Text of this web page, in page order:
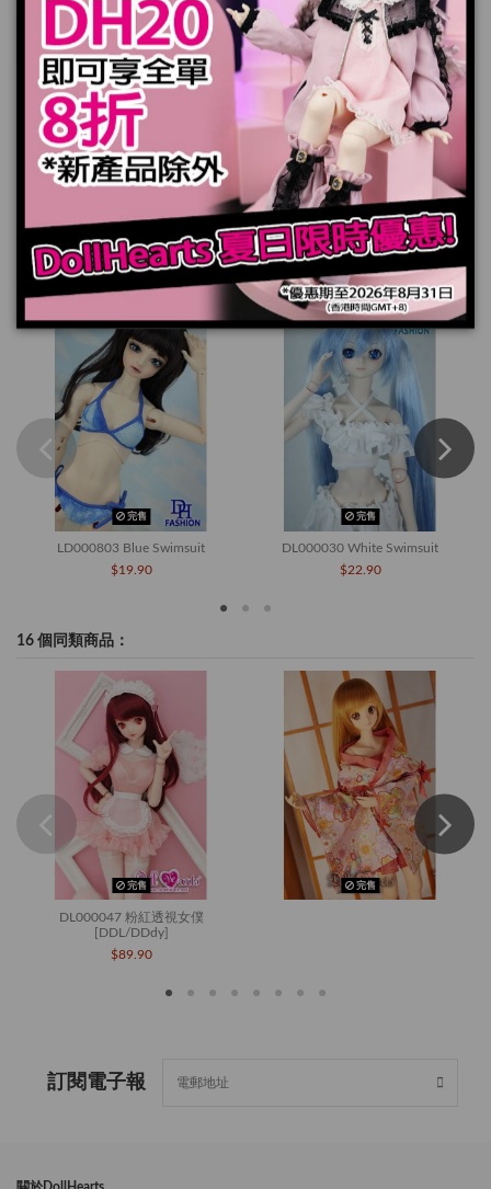
您也可能喜歡
完售
LD000803 Blue Swimsuit
$19.90
完售
DL000030 White Swimsuit
$22.90
16 個同類商品：
完售
DL000047 粉紅透視女僕
[DDL/DDdy]
$89.90
完售
訂閱電子報